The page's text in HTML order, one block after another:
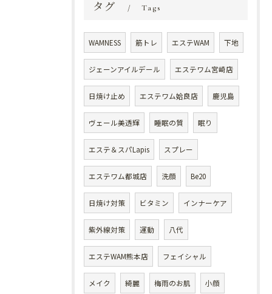
タグ Tags
WAMNESS 筋トレ エステWAM 下地
ジェーンアイルデール エステワム宮崎店
日焼け止め エステワム姶良店 鹿児島
ヴェール美透輝 睡眠の質 眠り
エステ＆スパLapis スプレー
エステワム都城店 洗顔 Be20
日焼け対策 ビタミン インナーケア
紫外線対策 運動 八代
エステWAM熊本店 フェイシャル
メイク 綺麗 梅雨のお肌 小顔